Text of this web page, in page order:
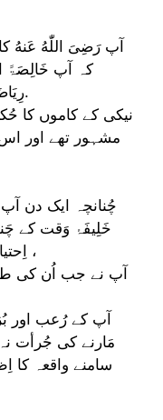
کہ آپ خَالِصَۃً
رِیَاضَت و مُجَاهِدَه میں یَکتَائے زمانہ تھے.
نیکی کے کاموں کا
مشہور تھے اور
خَلِیفَۂ وَقت کے
اِحتیاط سے سَروں پر اُٹھائے جا رہے تھے ،
آپ نے جب اُن کی
آپ کے رُعب اور
مَارنے کی جُرأت
سامنے واقعہ کا